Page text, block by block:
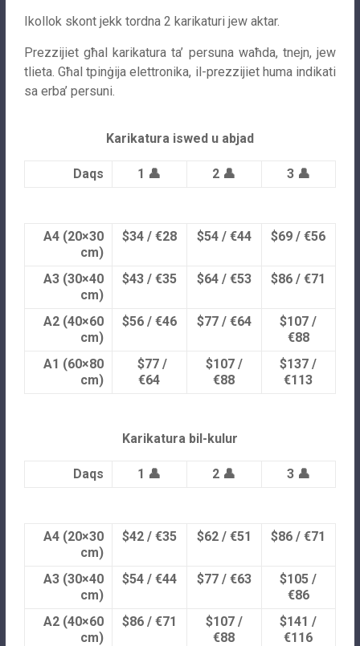
Ikollok skont jekk tordna 2 karikaturi jew aktar.
Prezzijiet għal karikatura ta’ persuna waħda, tnejn, jew
tlieta. Għal tpinġija elettronika, il-prezzijiet huma indikati
sa erba’ persuni.
Karikatura iswed u abjad
Daqs 1 👤 2 👤 3 👤
A4 (20×30
cm)
$34 / €28 $54 / €44 $69 / €56
A3 (30×40
cm)
$43 / €35 $64 / €53 $86 / €71
A2 (40×60
cm)
$56 / €46 $77 / €64
$107 /
€88
A1 (60×80
cm)
$77 /
€64
$107 /
€88
$137 /
€113
Karikatura bil-kulur
Daqs 1 👤 2 👤 3 👤
A4 (20×30
cm)
$42 / €35 $62 / €51 $86 / €71
A3 (30×40
cm)
$54 / €44 $77 / €63
$105 /
€86
A2 (40×60
cm)
$86 / €71
$107 /
€88
$141 /
€116